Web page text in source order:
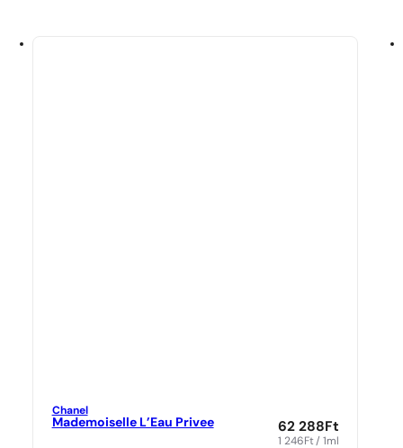
Chanel
Mademoiselle L’Eau Privee 62 288 Ft
1 246 Ft / 1ml